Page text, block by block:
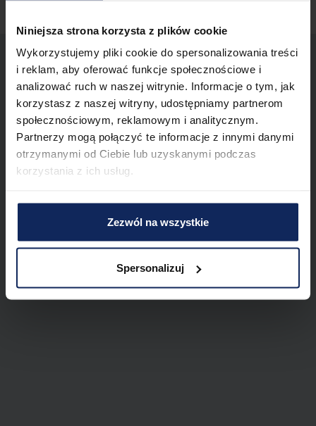
Niniejsza strona korzysta z plików cookie
Wykorzystujemy pliki cookie do spersonalizowania treści
i reklam, aby oferować funkcje społecznościowe i
analizować ruch w naszej witrynie. Informacje o tym, jak
korzystasz z naszej witryny, udostępniamy partnerom
społecznościowym, reklamowym i analitycznym.
Partnerzy mogą połączyć te informacje z innymi danymi
otrzymanymi od Ciebie lub uzyskanymi podczas
korzystania z ich usług.
Zezwól na wszystkie
Spersonalizuj